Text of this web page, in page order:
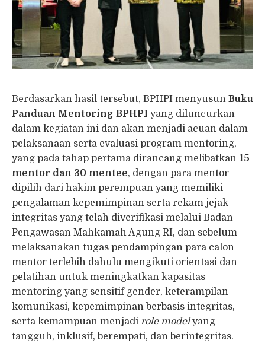
Berdasarkan hasil tersebut, BPHPI menyusun Buku
Panduan Mentoring BPHPI yang diluncurkan
dalam kegiatan ini dan akan menjadi acuan dalam
pelaksanaan serta evaluasi program mentoring,
yang pada tahap pertama dirancang melibatkan 15
mentor dan 30 mentee, dengan para mentor
dipilih dari hakim perempuan yang memiliki
pengalaman kepemimpinan serta rekam jejak
integritas yang telah diverifikasi melalui Badan
Pengawasan Mahkamah Agung RI, dan sebelum
melaksanakan tugas pendampingan para calon
mentor terlebih dahulu mengikuti orientasi dan
pelatihan untuk meningkatkan kapasitas
mentoring yang sensitif gender, keterampilan
komunikasi, kepemimpinan berbasis integritas,
serta kemampuan menjadi role modelyang
tangguh, inklusif, berempati, dan berintegritas.